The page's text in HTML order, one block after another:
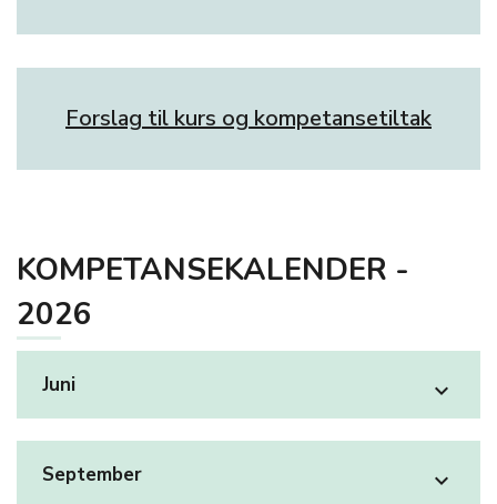
Forslag til kurs og kompetansetiltak
KOMPETANSEKALENDER -
2026
Juni expand_more
September expand_more